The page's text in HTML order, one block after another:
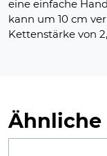
eine einfache
kann um 10 cm
Kettenstärke von